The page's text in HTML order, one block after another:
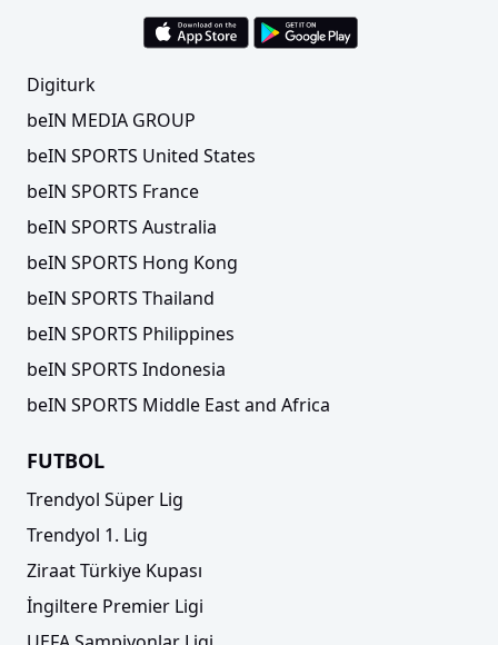
Digiturk
beIN MEDIA GROUP
beIN SPORTS United States
beIN SPORTS France
beIN SPORTS Australia
beIN SPORTS Hong Kong
beIN SPORTS Thailand
beIN SPORTS Philippines
beIN SPORTS Indonesia
beIN SPORTS Middle East and Africa
FUTBOL
Trendyol Süper Lig
Trendyol 1. Lig
Ziraat Türkiye Kupası
İngiltere Premier Ligi